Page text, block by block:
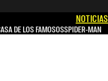
NOTICIAS
DE LOS FAMOSOSSPIDER-MAN